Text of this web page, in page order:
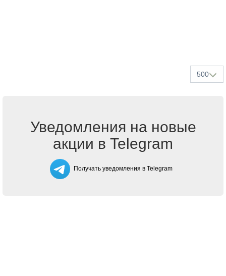
500
Уведомления на новые
акции в Telegram
Получать уведомления в Telegram